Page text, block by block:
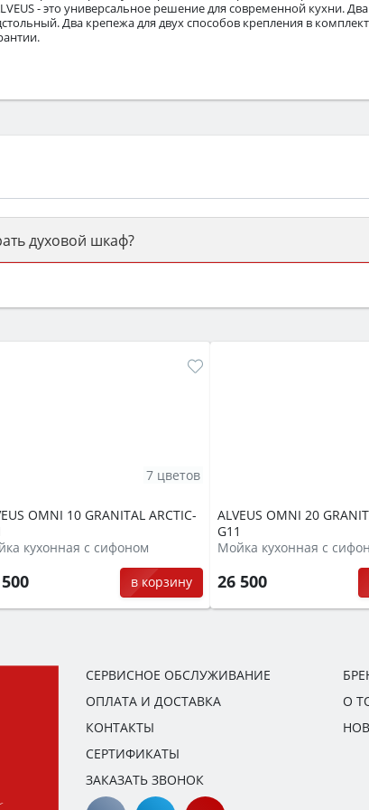
- это универсальное решение для современной кухни.
Два крепежа для двух способов крепления в
духовой шкаф?
не ниже A и нужные функции
OMNI 10 GRANITAL ARCTIC-
кухонная с сифоном
в корзину
7 цветов
ALVEUS OMNI 20
G11
Мойка кухонная с
26 500
СЕРВИСНОЕ ОБСЛУЖИВАНИЕ
ОПЛАТА И ДОСТАВКА
КОНТАКТЫ
СЕРТИФИКАТЫ
ЗАКАЗАТЬ ЗВОНОК
О